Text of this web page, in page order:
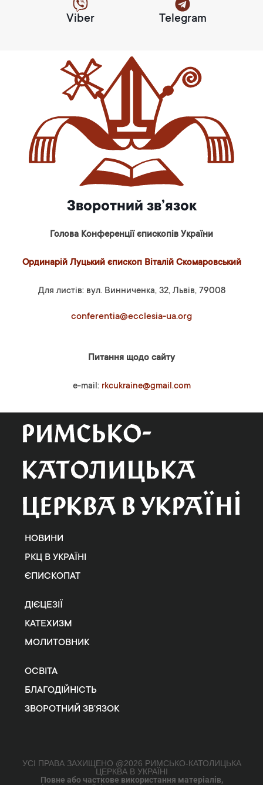
Viber Telegram
Зворотний зв’язок
Голова Конференції єпископів України
Ординарій Луцький єпископ Віталій Скомаровський
Для листів: вул. Винниченка, 32, Львів, 79008
conferentia@ecclesia-ua.org
Питання щодо сайту
e-mail: rkcukraine@gmail.com
НОВИНИ
РКЦ В УКРАЇНІ
ЄПИСКОПАТ
ДІЄЦЕЗІЇ
КАТЕХИЗМ
МОЛИТОВНИК
ОСВІТА
БЛАГОДІЙНІСТЬ
ЗВОРОТНИЙ ЗВ’ЯЗОК
УСІ ПРАВА ЗАХИЩЕНО @2026 РИМСЬКО-КАТОЛИЦЬКА
ЦЕРКВА В УКРАЇНІ
Повне або часткове використання матеріалів,